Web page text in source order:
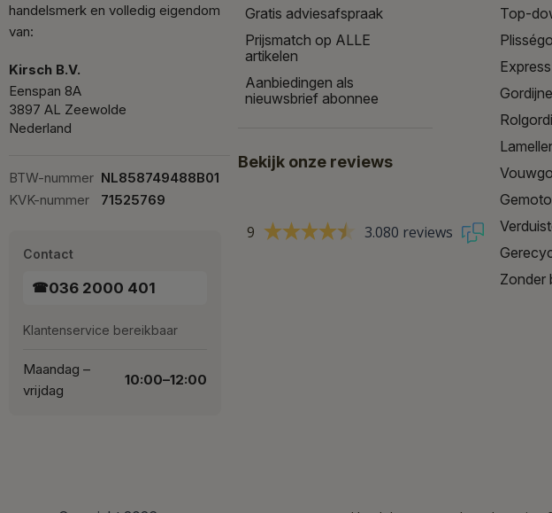
handelsmerk en volledig eigendom
van:
Kirsch B.V.
Eenspan 8A
3897 AL Zeewolde
Nederland
BTW-nummer NL858749488B01
KVK-nummer
71525769
Contact
☎036 2000 401
Klantenservice bereikbaar
Maandag –
vrijdag
10:00–12:00
Gratis adviesafspraak
Prijsmatch op ALLE
artikelen
Aanbiedingen als
nieuwsbrief abonnee
Bekijk onze reviews
9 3.080 reviews
Top-
Express
Zonder